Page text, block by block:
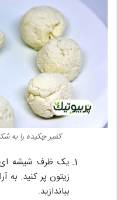
کفیر چکیده را به
یک ظرف شیشه ای
زیتون پر کنید. به
بیاندازید.